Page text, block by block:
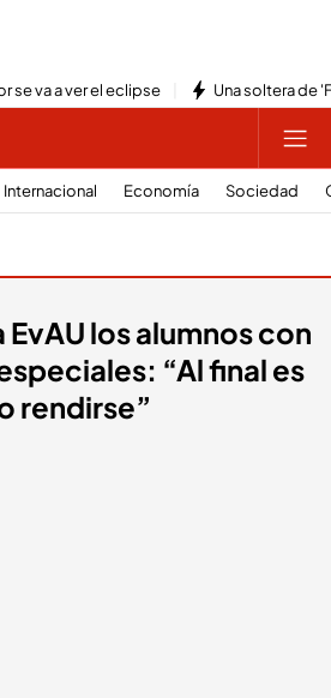
se va a ver el eclipse Una soltera de
Internacional Economía Sociedad
los alumnos con
“Al final es
rendirse”